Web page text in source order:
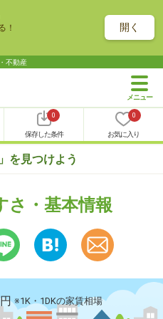
！ 開く
不動産
0
保存した条件
0
お気に入り
を見つけよう
さ・基本情報
※1K・1DKの家賃相場